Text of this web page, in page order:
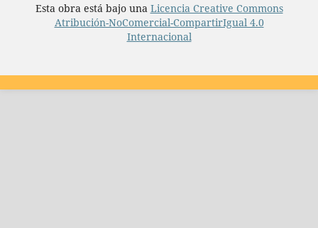
Esta obra está bajo una Licencia Creative Commons
Atribución-NoComercial-CompartirIgual 4.0
Internacional